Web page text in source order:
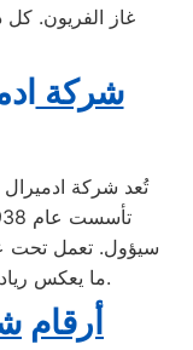
غاز الفريون.
شركة
تُعد شركة ادميرال
سيؤول. تعمل تحت
ما يعكس ريادتها في عالم تصنيع الأجهزة الكهربائية.
أرقام